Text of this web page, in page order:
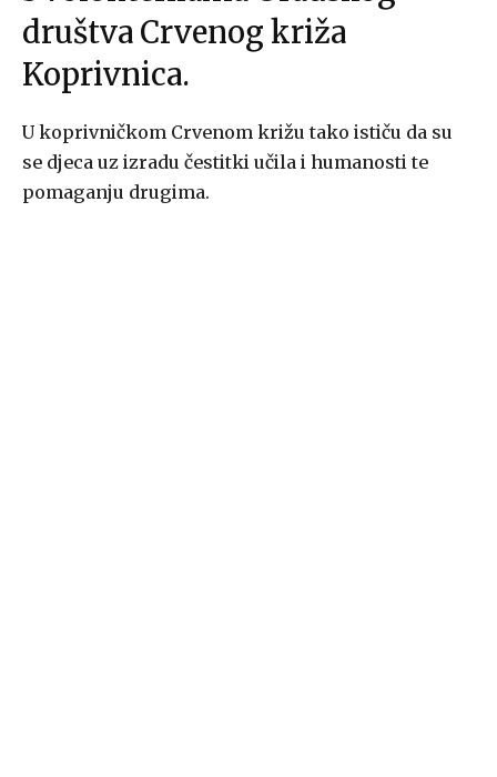
društva Crvenog križa
Koprivnica.
U koprivničkom Crvenom križu tako ističu da su
se djeca uz izradu čestitki učila i humanosti te
pomaganju drugima.